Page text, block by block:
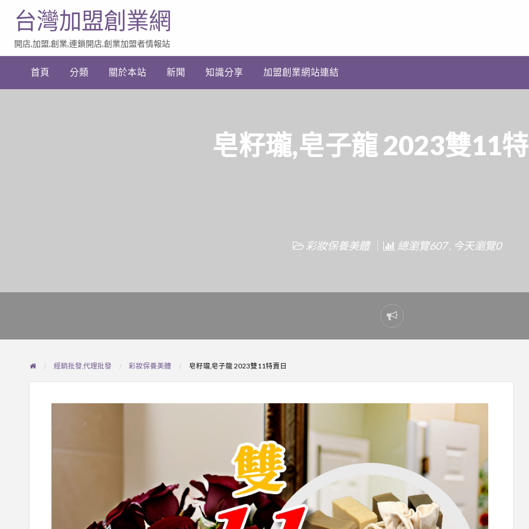
加
業
台灣加盟創業網
開店,加盟,創業,連鎖開店,創業加盟者情報站
首頁 分類 關於本站 新聞 知識分享 加盟創業網站連結
皂籽瓏,皂子龍 2023雙11
彩妝保養美體 總瀏覽607 , 今天瀏覽0
Report
problem
經銷批發,代理批發 彩妝保養美體 皂籽瓏,皂子龍 2023雙11特賣日